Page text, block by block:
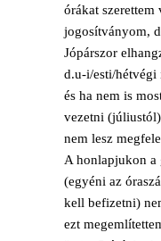
órákat
jogosítványom,
Jópárszor
d.u-i/esti/
és ha nem is
vezetni
nem lesz
A honlapjukon a
(egyéni az
kell befizetni)
ezt